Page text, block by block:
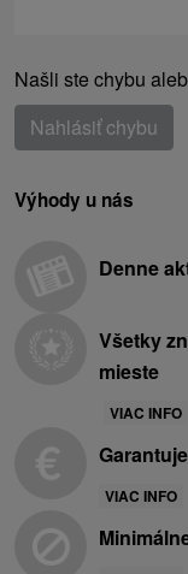
Našli ste chybu
Nahlásiť chybu
Výhody u nás
Denne
Všetky
mieste
VIAC INFO
VIAC INFO